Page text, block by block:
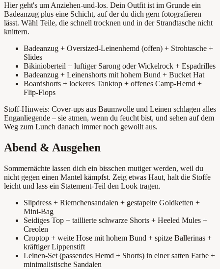
Hier geht's um Anziehen-und-los. Dein Outfit ist im Grunde ein
Badeanzug plus eine Schicht, auf der du dich gern fotografieren
lässt. Wähl Teile, die schnell trocknen und in der Strandtasche nicht
knittern.
Badeanzug + Oversized-Leinenhemd (offen) + Strohtasche +
Slides
Bikinioberteil + luftiger Sarong oder Wickelrock + Espadrilles
Badeanzug + Leinenshorts mit hohem Bund + Bucket Hat
Boardshorts + lockeres Tanktop + offenes Camp-Hemd +
Flip-Flops
Stoff-Hinweis: Cover-ups aus Baumwolle und Leinen schlagen alles
Enganliegende – sie atmen, wenn du feucht bist, und sehen auf dem
Weg zum Lunch danach immer noch gewollt aus.
Abend & Ausgehen
Sommernächte lassen dich ein bisschen mutiger werden, weil du
nicht gegen einen Mantel kämpfst. Zeig etwas Haut, halt die Stoffe
leicht und lass ein Statement-Teil den Look tragen.
Slipdress + Riemchensandalen + gestapelte Goldketten +
Mini-Bag
Seidiges Top + taillierte schwarze Shorts + Heeled Mules +
Creolen
Croptop + weite Hose mit hohem Bund + spitze Ballerinas +
kräftiger Lippenstift
Leinen-Set (passendes Hemd + Shorts) in einer satten Farbe +
minimalistische Sandalen